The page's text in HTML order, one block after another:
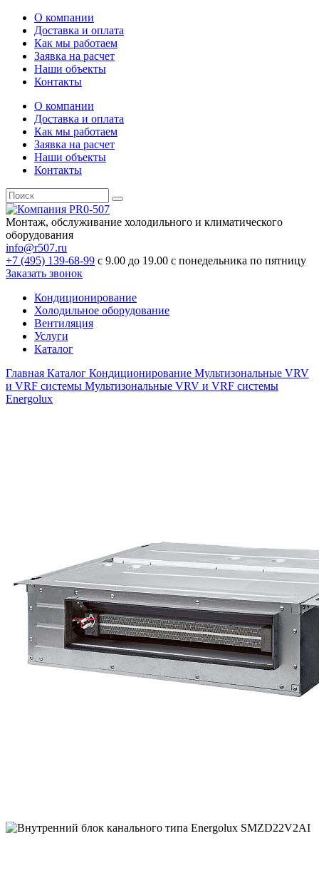
О компании
Доставка и оплата
Как мы работаем
Заявка на расчет
Наши объекты
Контакты
О компании
Доставка и оплата
Как мы работаем
Заявка на расчет
Наши объекты
Контакты
Монтаж, обслуживание холодильного и климатического
оборудования
info@r507.ru
+7 (495) 139-68-99 с 9.00 до 19.00 с понедельника по пятницу
Заказать звонок
Кондиционирование
Холодильное оборудование
Вентиляция
Услуги
Каталог
Главная Каталог Кондиционирование Мультизональные VRV
и VRF системы Мультизональные VRV и VRF системы
Energolux